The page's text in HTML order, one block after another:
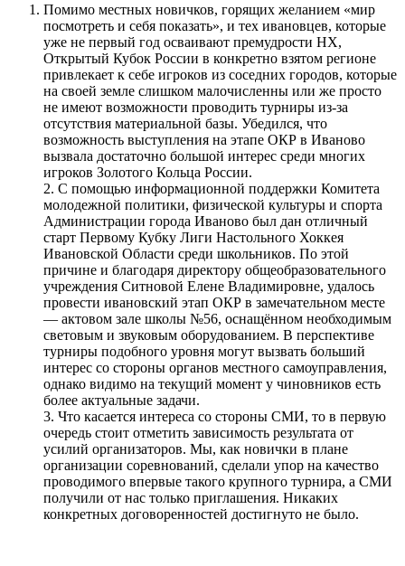
Помимо местных новичков, горящих желанием «мир
посмотреть и себя показать», и тех ивановцев, которые
уже не первый год осваивают премудрости НХ,
Открытый Кубок России в конкретно взятом регионе
привлекает к себе игроков из соседних городов, которые
на своей земле слишком малочисленны или же просто
не имеют возможности проводить турниры из-за
отсутствия материальной базы. Убедился, что
возможность выступления на этапе ОКР в Иваново
вызвала достаточно большой интерес среди многих
игроков Золотого Кольца России.
2. С помощью информационной поддержки Комитета
молодежной политики, физической культуры и спорта
Администрации города Иваново был дан отличный
старт Первому Кубку Лиги Настольного Хоккея
Ивановской Области среди школьников. По этой
причине и благодаря директору общеобразовательного
учреждения Ситновой Елене Владимировне, удалось
провести ивановский этап ОКР в замечательном месте
— актовом зале школы №56, оснащённом необходимым
световым и звуковым оборудованием. В перспективе
турниры подобного уровня могут вызвать больший
интерес со стороны органов местного самоуправления,
однако видимо на текущий момент у чиновников есть
более актуальные задачи.
3. Что касается интереса со стороны СМИ, то в первую
очередь стоит отметить зависимость результата от
усилий организаторов. Мы, как новички в плане
организации соревнований, сделали упор на качество
проводимого впервые такого крупного турнира, а СМИ
получили от нас только приглашения. Никаких
конкретных договоренностей достигнуто не было.